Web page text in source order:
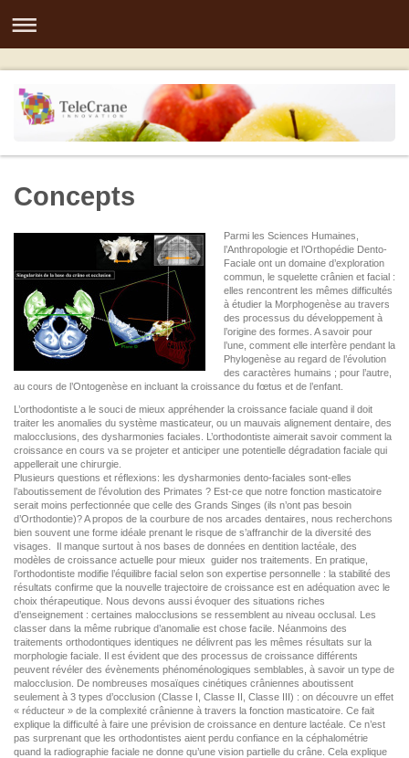
Concepts
Parmi les Sciences Humaines,
l’Anthropologie et l’Orthopédie Dento-
Faciale ont un domaine d’exploration
commun, le squelette crânien et facial :
elles rencontrent les mêmes difficultés
à étudier la Morphogenèse au travers
des processus du développement à
l’origine des formes. A savoir pour
l’une, comment elle interfère pendant la
Phylogenèse au regard de l’évolution
des caractères humains ; pour l’autre,
au cours de l’Ontogenèse en incluant la croissance du fœtus et de l’enfant.
L’orthodontiste a le souci de mieux appréhender la croissance faciale quand il doit
traiter les anomalies du système masticateur, ou un mauvais alignement dentaire, des
malocclusions, des dysharmonies faciales. L’orthodontiste aimerait savoir comment la
croissance en cours va se projeter et anticiper une potentielle dégradation faciale qui
appellerait une chirurgie.
Plusieurs questions et réflexions: les dysharmonies dento-faciales sont-elles
l’aboutissement de l’évolution des Primates ? Est-ce que notre fonction masticatoire
serait moins perfectionnée que celle des Grands Singes (ils n’ont pas besoin
d’Orthodontie)? A propos de la courbure de nos arcades dentaires, nous recherchons
bien souvent une forme idéale prenant le risque de s’affranchir de la diversité des
visages. Il manque surtout à nos bases de données en dentition lactéale, des
modèles de croissance actuelle pour mieux guider nos traitements. En pratique,
l’orthodontiste modifie l’équilibre facial selon son expertise personnelle : la stabilité des
résultats confirme que la nouvelle trajectoire de croissance est en adéquation avec le
choix thérapeutique. Nous devons aussi évoquer des situations riches
d’enseignement : certaines malocclusions se ressemblent au niveau occlusal. Les
classer dans la même rubrique d’anomalie est chose facile. Néanmoins des
traitements orthodontiques identiques ne délivrent pas les mêmes résultats sur la
morphologie faciale. Il est évident que des processus de croissance différents
peuvent révéler des évènements phénoménologiques semblables, à savoir un type de
malocclusion. De nombreuses mosaïques cinétiques crâniennes aboutissent
seulement à 3 types d’occlusion (Classe I, Classe II, Classe III) : on découvre un effet
« réducteur » de la complexité crânienne à travers la fonction masticatoire. Ce fait
explique la difficulté à faire une prévision de croissance en denture lactéale. Ce n’est
pas surprenant que les orthodontistes aient perdu confiance en la céphalométrie
quand la radiographie faciale ne donne qu’une vision partielle du crâne. Cela explique